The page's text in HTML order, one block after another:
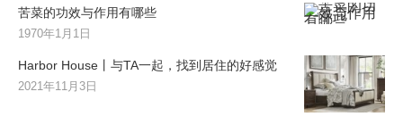
苦菜的功效与作用有哪些
1970年1月1日
Harbor House丨与TA一起，找到居住的好感觉
2021年11月3日